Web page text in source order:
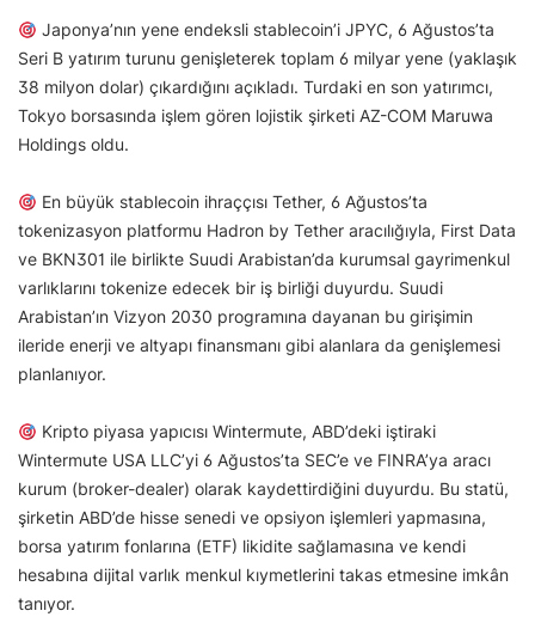
Japonya’nın yene endeksli stablecoin’i JPYC, 6 Ağustos’ta
Seri B yatırım turunu genişleterek toplam 6 milyar yene (yaklaşık
38 milyon dolar) çıkardığını açıkladı. Turdaki en son yatırımcı,
Tokyo borsasında işlem gören lojistik şirketi AZ-COM Maruwa
Holdings oldu.
En büyük stablecoin ihraççısı Tether, 6 Ağustos’ta
tokenizasyon platformu Hadron by Tether aracılığıyla, First Data
ve BKN301 ile birlikte Suudi Arabistan’da kurumsal gayrimenkul
varlıklarını tokenize edecek bir iş birliği duyurdu. Suudi
Arabistan’ın Vizyon 2030 programına dayanan bu girişimin
ileride enerji ve altyapı finansmanı gibi alanlara da genişlemesi
planlanıyor.
Kripto piyasa yapıcısı Wintermute, ABD’deki iştiraki
Wintermute USA LLC’yi 6 Ağustos’ta SEC’e ve FINRA’ya aracı
kurum (broker-dealer) olarak kaydettirdiğini duyurdu. Bu statü,
şirketin ABD’de hisse senedi ve opsiyon işlemleri yapmasına,
borsa yatırım fonlarına (ETF) likidite sağlamasına ve kendi
hesabına dijital varlık menkul kıymetlerini takas etmesine imkân
tanıyor.